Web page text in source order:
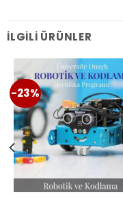
İLGILI ÜRÜNLER
-23%